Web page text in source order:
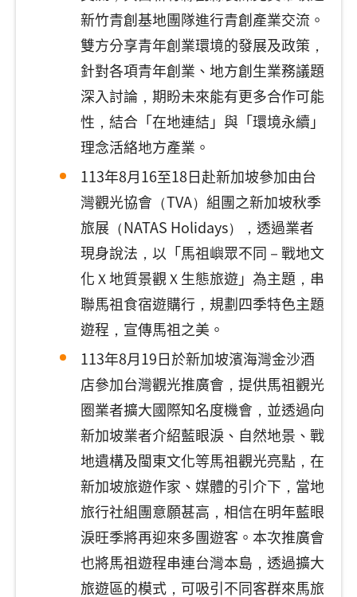
新竹青創基地團隊進行青創產業交流。
雙方分享青年創業環境的發展及政策，
針對各項青年創業、地方創生業務議題
深入討論，期盼未來能有更多合作可能
性，結合「在地連結」與「環境永續」
理念活絡地方產業。
113年8月16至18日赴新加坡參加由台
灣觀光協會（TVA）組團之新加坡秋季
旅展（NATAS Holidays），透過業者
現身說法，以「馬祖嶼眾不同－戰地文
化Ｘ地質景觀Ｘ生態旅遊」為主題，串
聯馬祖食宿遊購行，規劃四季特色主題
遊程，宣傳馬祖之美。
113年8月19日於新加坡濱海灣金沙酒
店參加台灣觀光推廣會，提供馬祖觀光
圈業者擴大國際知名度機會，並透過向
新加坡業者介紹藍眼淚、自然地景、戰
地遺構及閩東文化等馬祖觀光亮點，在
新加坡旅遊作家、媒體的引介下，當地
旅行社組團意願甚高，相信在明年藍眼
淚旺季將再迎來多團遊客。本次推廣會
也將馬祖遊程串連台灣本島，透過擴大
旅遊區的模式，可吸引不同客群來馬旅